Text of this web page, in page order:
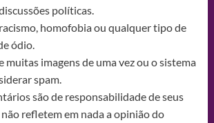
políticas.
homofobia ou qualquer tipo de
ódio.
muitas imagens de uma vez ou o sistema
spam.
são de responsabilidade de seus
refletem em nada a opinião do